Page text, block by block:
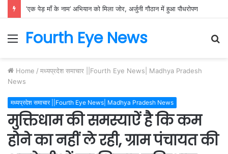
‘एक पेड़ माँ के नाम’ अभियान को मिला जोर, अर्जुनी गौठान में हुआ पौधरोपण
Menu
Fourth Eye News
Home / मध्यप्रदेश समाचार ||Fourth Eye News| Madhya Pradesh
News
मध्यप्रदेश समाचार ||Fourth Eye News| Madhya Pradesh News
मुक्तिधाम की समस्याऐं है कि कम
होने का नहीं ले रही, ग्राम पंचायत की